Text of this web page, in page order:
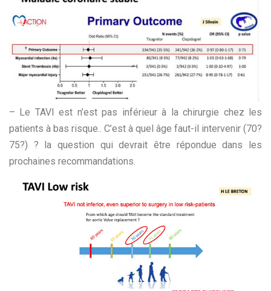
– Le TAVI est n’est pas inférieur à la chirurgie chez les
patients à bas risque.. C’est à quel âge faut-il intervenir (70?
75?) ? la question qui devrait être répondue dans les
prochaines recommandations.